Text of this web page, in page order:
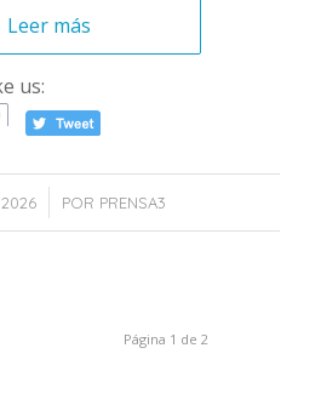
Leer más
us:
2026 POR PRENSA3
Página 1 de 2